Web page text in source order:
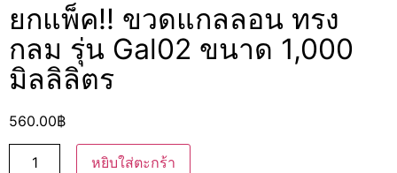
ยกแพ็ค!! ขวดแกลลอน ทรง
กลม รุ่น Gal02 ขนาด 1,000
มิลลิลิตร
560.00฿
หยิบใส่ตะกร้า